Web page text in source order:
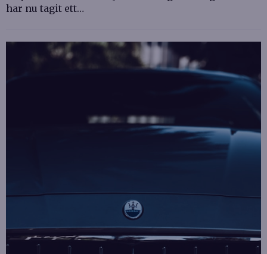
har nu tagit ett…